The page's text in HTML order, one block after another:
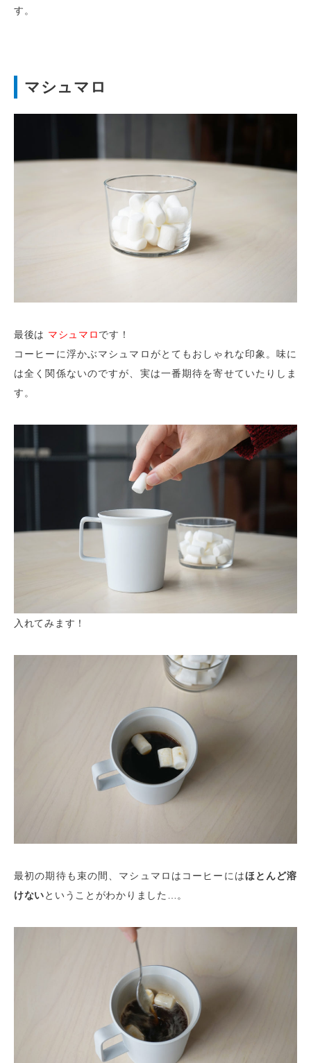
す。
マシュマロ
最後は マシュマロです！
コーヒーに浮かぶマシュマロがとてもおしゃれな印象。味に
は全く関係ないのですが、実は一番期待を寄せていたりしま
す。
入れてみます！
最初の期待も束の間、マシュマロはコーヒーにはほとんど溶
けないということがわかりました…。